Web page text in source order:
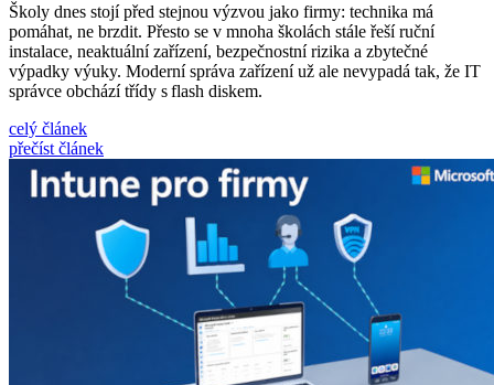
Školy dnes stojí před stejnou výzvou jako firmy: technika má
pomáhat, ne brzdit. Přesto se v mnoha školách stále řeší ruční
instalace, neaktuální zařízení, bezpečnostní rizika a zbytečné
výpadky výuky. Moderní správa zařízení už ale nevypadá tak, že IT
správce obchází třídy s flash diskem.
celý článek
přečíst článek